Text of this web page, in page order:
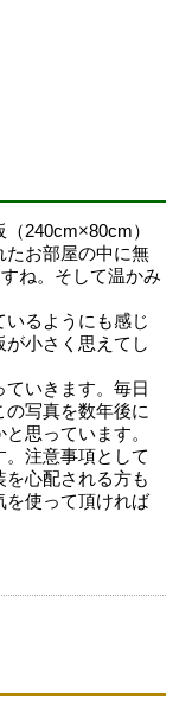
240cm×80cm）
たお部屋の中に無
ね。そして温かみ
るようにも感じ
が小さく思えてし
いきます。毎日
の写真を数年後に
思っています。
注意事項として
心配される方も
を使って頂ければ